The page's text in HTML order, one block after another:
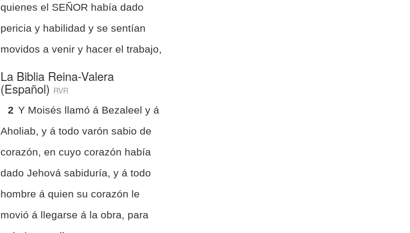
quienes el SEÑOR había dado
pericia y habilidad y se sentían
movidos a venir y hacer el trabajo,
La Biblia Reina-Valera
(Español) RVR
2 Y Moisés llamó á Bezaleel y á
Aholiab, y á todo varón sabio de
corazón, en cuyo corazón había
dado Jehová sabiduría, y á todo
hombre á quien su corazón le
movió á llegarse á la obra, para